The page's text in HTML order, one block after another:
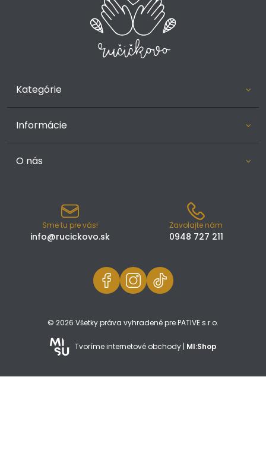
Kategórie
Informácie
O nás
Sme tu pre vás!
info@rucickovo.sk
Zavolajte nám
0948 727 211
© 2026 Všetky práva vyhradené pre PATIVE s.r.o.
Tvoríme internetové obchody | MI:Shop